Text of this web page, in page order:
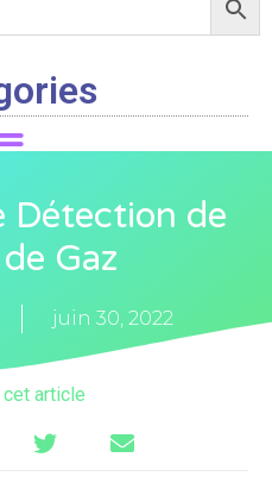
Détection de
Gaz
juin 30, 2022
article